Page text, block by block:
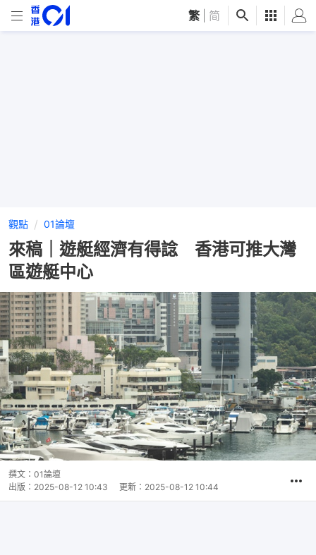
繁 简
觀點 01論壇
來稿｜遊艇經濟有得諗 香港可推大灣
區遊艇中心
撰文： 01論壇
出版： 2025-08-12 10:43 更新： 2025-08-12 10:44